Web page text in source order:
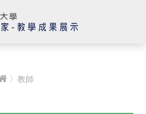
〉教師